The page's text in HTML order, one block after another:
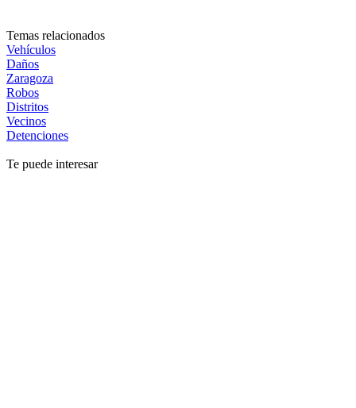
Temas relacionados
Vehículos
Daños
Zaragoza
Robos
Distritos
Vecinos
Detenciones
Te puede interesar